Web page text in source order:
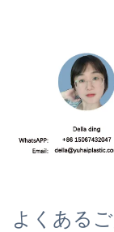
よくあるご